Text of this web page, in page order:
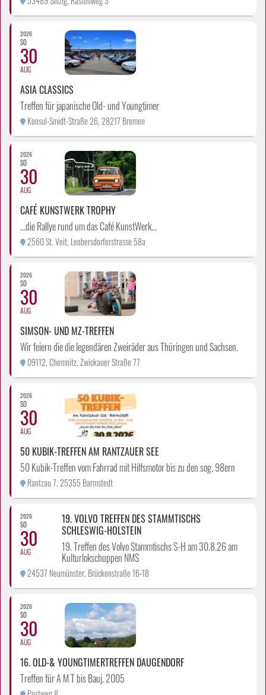
2026
SO
30
AUG
ASIA CLASSICS
Treffen für japanische Old- und Youngtimer
Konsul-Smidt-Straße 26, 28217 Bremen
2026
SO
30
AUG
CAFÉ KUNSTWERK TROPHY
...die Rallye rund um das Café KunstWerk...
2560 St. Veit, Leobersdorferstrasse 58a
2026
SO
30
AUG
SIMSON- UND MZ-TREFFEN
Wir feiern die die legendären Zweiräder aus Thüringen und Sachsen.
09112, Chemnitz, Zwickauer Straße 77
2026
SO
30
AUG
50 KUBIK-TREFFEN AM RANTZAUER SEE
50 Kubik-Treffen vom Fahrrad mit Hilfsmotor bis zu den sog. 98ern
Rantzau 7, 25355 Barmstedt
2026
SO
30
AUG
19. VOLVO TREFFEN DES STAMMTISCHS
SCHLESWIG-HOLSTEIN
19. Treffen des Volvo Stammtischs S-H am 30.8.26 am
Kulturlokschuppen NMS
24537 Neumünster, Brückenstraße 16-18
2026
SO
30
AUG
16. OLD-& YOUNGTIMERTREFFEN DAUGENDORF
Treffen für A M T bis Bauj. 2005